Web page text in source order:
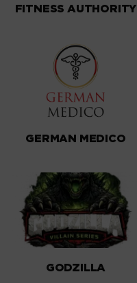
FITNESS AUTHORITY
GERMAN MEDICO
GODZILLA